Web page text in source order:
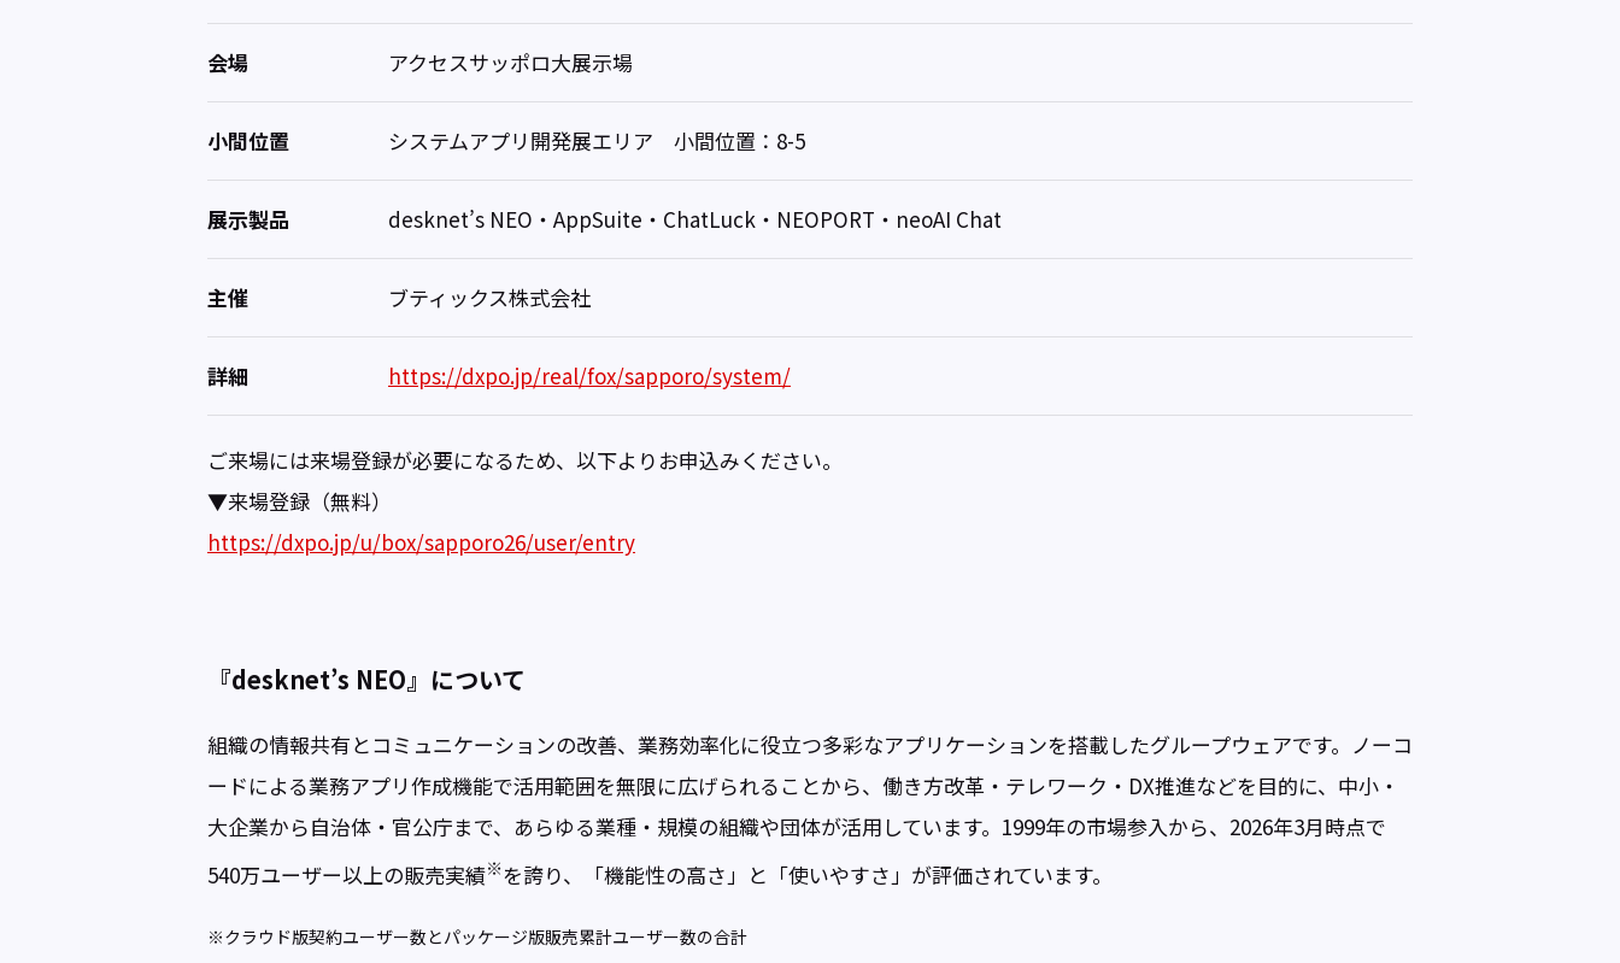
会場 アクセスサッポロ大展示場
小間位置 システムアプリ開発展エリア 小間位置：8-5
展示製品 desknet’s NEO・AppSuite・ChatLuck・NEOPORT・neoAI Chat
主催 ブティックス株式会社
詳細 https://dxpo.jp/real/fox/sapporo/system/
ご来場には来場登録が必要になるため、以下よりお申込みください。
▼来場登録（無料）
https://dxpo.jp/u/box/sapporo26/user/entry
『desknet’s NEO』について
組織の情報共有とコミュニケーションの改善、業務効率化に役立つ多彩なアプリケーションを搭載したグループウェアです。ノーコ
ードによる業務アプリ作成機能で活用範囲を無限に広げられることから、働き方改革・テレワーク・DX推進などを目的に、中小・
大企業から自治体・官公庁まで、あらゆる業種・規模の組織や団体が活用しています。1999年の市場参入から、2026年3月時点で
540万ユーザー以上の販売実績※を誇り、「機能性の高さ」と「使いやすさ」が評価されています。
※クラウド版契約ユーザー数とパッケージ版販売累計ユーザー数の合計